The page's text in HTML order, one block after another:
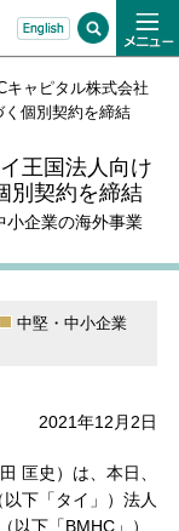
キャピタル株式会社
個別契約を締結
王国法人向け
別契約を締結
小企業の海外事業
中堅・中小企業
2021年12月2日
匡史）は、本日、
下「タイ」）法人
以下「BMHC」）